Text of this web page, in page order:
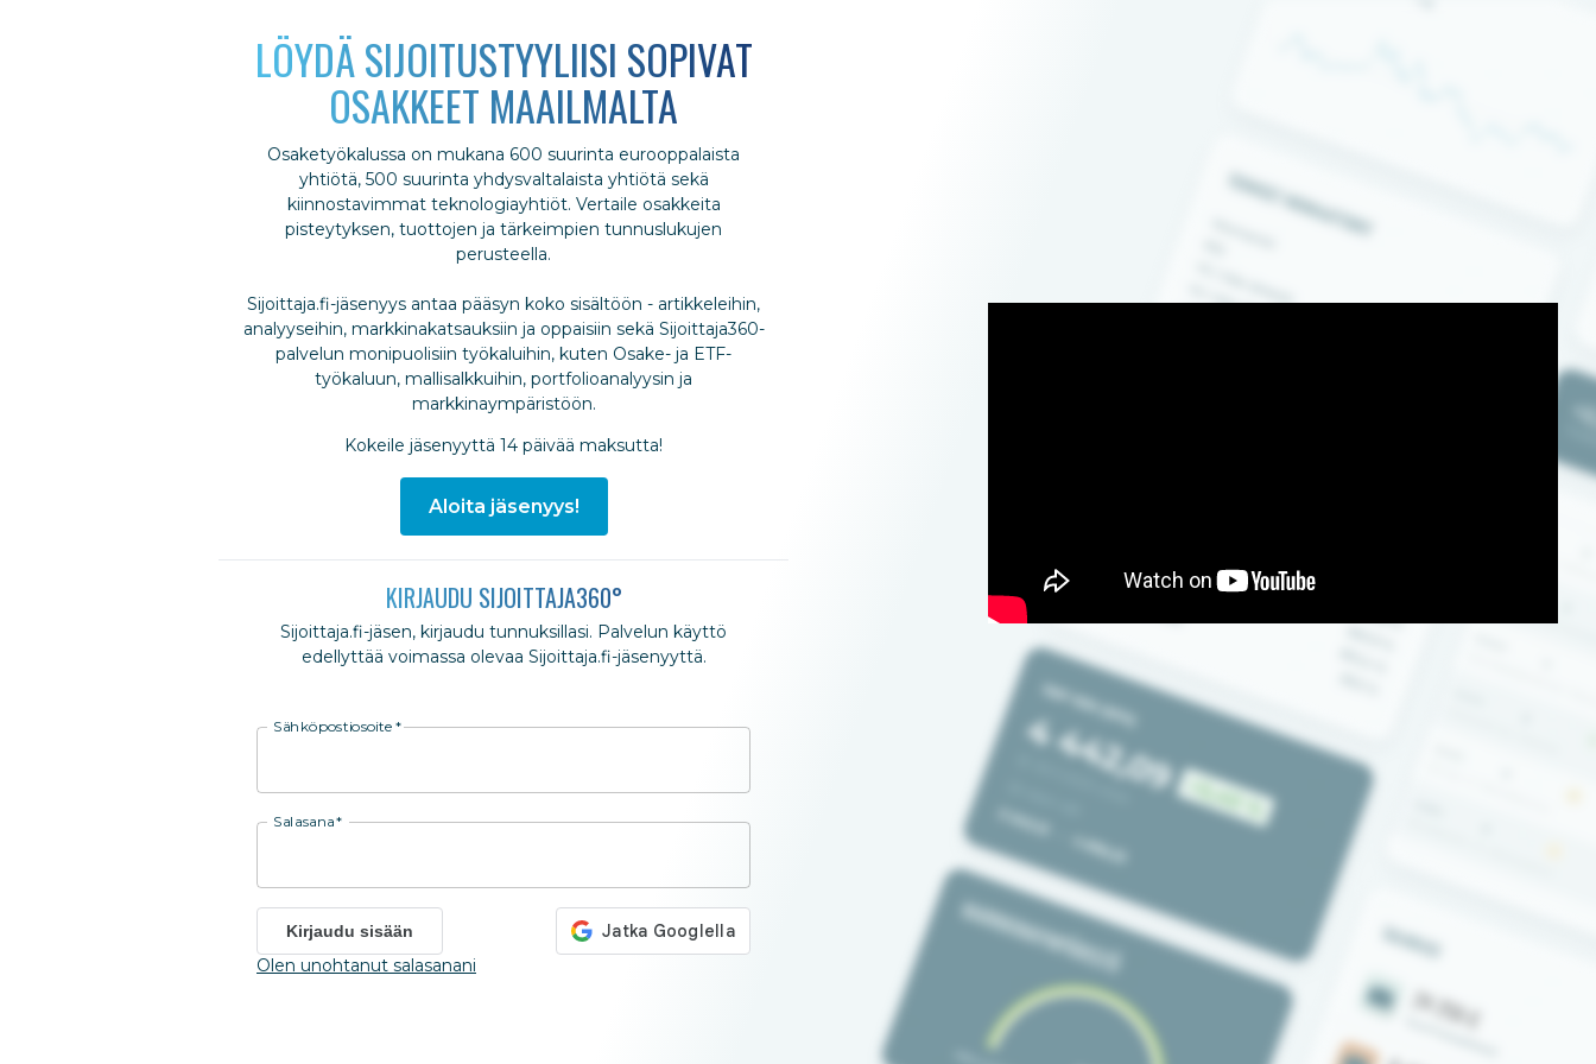
LÖYDÄ SIJOITUSTYYLIISI SOPIVAT
OSAKKEET MAAILMALTA
Osaketyökalussa on mukana 600 suurinta eurooppalaista
yhtiötä, 500 suurinta yhdysvaltalaista yhtiötä sekä
kiinnostavimmat teknologiayhtiöt. Vertaile osakkeita
pisteytyksen, tuottojen ja tärkeimpien tunnuslukujen
perusteella.
Sijoittaja.fi-jäsenyys antaa pääsyn koko sisältöön - artikkeleihin,
analyyseihin, markkinakatsauksiin ja oppaisiin sekä Sijoittaja360-
palvelun monipuolisiin työkaluihin, kuten Osake- ja ETF-
työkaluun, mallisalkkuihin, portfolioanalyysin ja
markkinaympäristöön.
Kokeile jäsenyyttä 14 päivää maksutta!
Aloita jäsenyys!
KIRJAUDU SIJOITTAJA360°
Sijoittaja.fi-jäsen, kirjaudu tunnuksillasi. Palvelun käyttö
edellyttää voimassa olevaa Sijoittaja.fi-jäsenyyttä.
Sähköpostiosoite *
Salasana*
Kirjaudu sisään
Olen unohtanut salasanani